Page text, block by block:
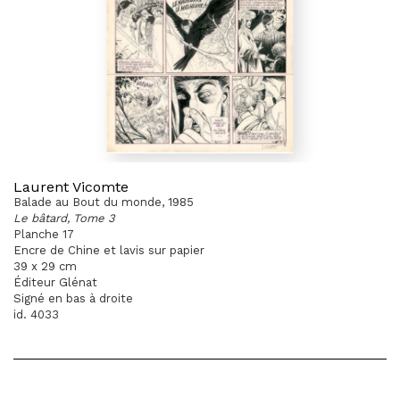
Laurent Vicomte
Balade au Bout du monde, 1985
Le bâtard, Tome 3
Planche 17
Encre de Chine et lavis sur papier
39 x 29 cm
Éditeur Glénat
Signé en bas à droite
id. 4033